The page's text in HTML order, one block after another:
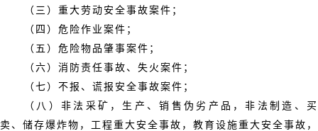
（三）重大劳动安全事故案件；
（四）危险作业案件；
（五）危险物品肇事案件；
（六）消防责任事故、失火案件；
（七）不报、谎报安全事故案件；
（八）非法采矿，生产、销售伪劣产品，非法制造、买
卖、储存爆炸物，工程重大安全事故，教育设施重大安全事故，